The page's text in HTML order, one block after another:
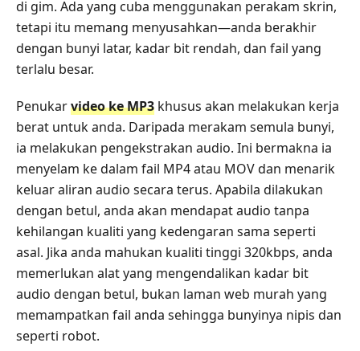
di gim. Ada yang cuba menggunakan perakam skrin,
tetapi itu memang menyusahkan—anda berakhir
dengan bunyi latar, kadar bit rendah, dan fail yang
terlalu besar.
Penukarvideo ke MP3 khusus akan melakukan kerja
berat untuk anda. Daripada merakam semula bunyi,
ia melakukan pengekstrakan audio. Ini bermakna ia
menyelam ke dalam fail MP4 atau MOV dan menarik
keluar aliran audio secara terus. Apabila dilakukan
dengan betul, anda akan mendapat audio tanpa
kehilangan kualiti yang kedengaran sama seperti
asal. Jika anda mahukan kualiti tinggi 320kbps, anda
memerlukan alat yang mengendalikan kadar bit
audio dengan betul, bukan laman web murah yang
memampatkan fail anda sehingga bunyinya nipis dan
seperti robot.